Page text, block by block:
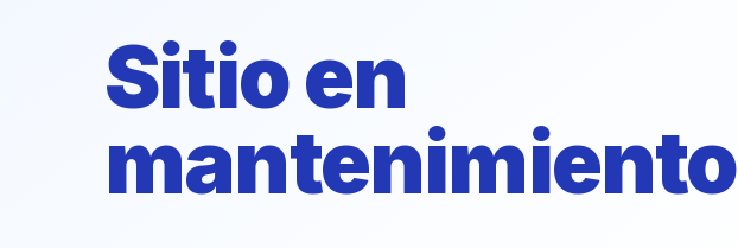
Sitio en
mantenimiento